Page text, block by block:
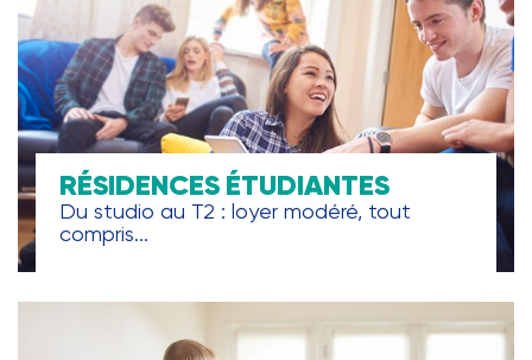
RÉSIDENCES ÉTUDIANTES
Du studio au T2 : loyer modéré, tout
compris...